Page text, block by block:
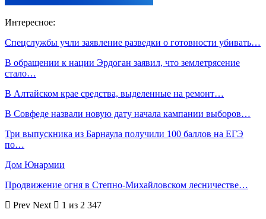
Интересное:
Спецслужбы учли заявление разведки о готовности убивать…
В обращении к нации Эрдоган заявил, что землетрясение
стало…
В Алтайском крае средства, выделенные на ремонт…
В Совфеде назвали новую дату начала кампании выборов…
Три выпускника из Барнаула получили 100 баллов на ЕГЭ
по…
Дом Юнармии
Продвижение огня в Степно-Михайловском лесничестве…
Prev Next
1 из 2 347